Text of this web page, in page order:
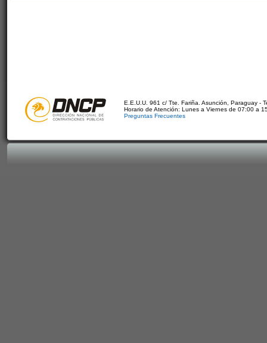
E.E.U.U. 961 c/ Tte. Fariña. Asunción, Paraguay -
Horario de Atención: Lunes a Viernes de 07:00 a
Preguntas Frecuentes